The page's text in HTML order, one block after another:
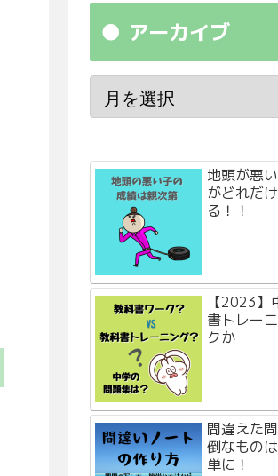
アーカイブ
地頭が悪
がどれだ
る！！
【2023
書トレー
クか
間違えた
倒なもの
単に！